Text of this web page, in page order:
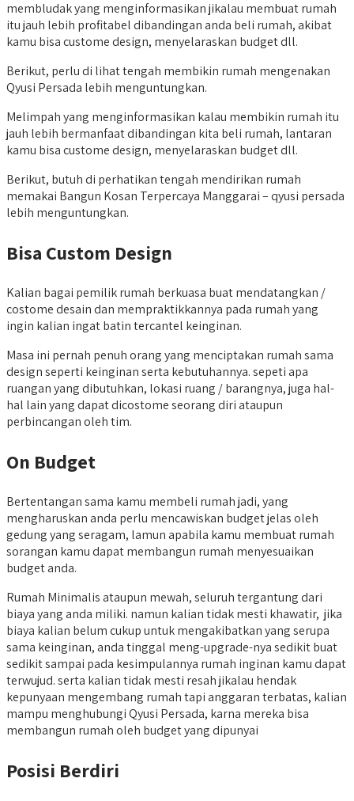
membludak yang menginformasikan jikalau membuat rumah
itu jauh lebih profitabel dibandingan anda beli rumah, akibat
kamu bisa custome design, menyelaraskan budget dll.
Berikut, perlu di lihat tengah membikin rumah mengenakan
Qyusi Persada lebih menguntungkan.
Melimpah yang menginformasikan kalau membikin rumah itu
jauh lebih bermanfaat dibandingan kita beli rumah, lantaran
kamu bisa custome design, menyelaraskan budget dll.
Berikut, butuh di perhatikan tengah mendirikan rumah
memakai Bangun Kosan Terpercaya Manggarai – qyusi persada
lebih menguntungkan.
Bisa Custom Design
Kalian bagai pemilik rumah berkuasa buat mendatangkan /
costome desain dan mempraktikkannya pada rumah yang
ingin kalian ingat batin tercantel keinginan.
Masa ini pernah penuh orang yang menciptakan rumah sama
design seperti keinginan serta kebutuhannya. sepeti apa
ruangan yang dibutuhkan, lokasi ruang / barangnya, juga hal-
hal lain yang dapat dicostome seorang diri ataupun
perbincangan oleh tim.
On Budget
Bertentangan sama kamu membeli rumah jadi, yang
mengharuskan anda perlu mencawiskan budget jelas oleh
gedung yang seragam, lamun apabila kamu membuat rumah
sorangan kamu dapat membangun rumah menyesuaikan
budget anda.
Rumah Minimalis ataupun mewah, seluruh tergantung dari
biaya yang anda miliki. namun kalian tidak mesti khawatir, jika
biaya kalian belum cukup untuk mengakibatkan yang serupa
sama keinginan, anda tinggal meng-upgrade-nya sedikit buat
sedikit sampai pada kesimpulannya rumah inginan kamu dapat
terwujud. serta kalian tidak mesti resah jikalau hendak
kepunyaan mengembang rumah tapi anggaran terbatas, kalian
mampu menghubungi Qyusi Persada, karna mereka bisa
membangun rumah oleh budget yang dipunyai
Posisi Berdiri